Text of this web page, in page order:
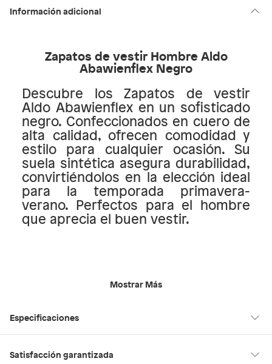
Información adicional
Zapatos de vestir Hombre Aldo
Abawienflex Negro
Descubre los Zapatos de vestir
Aldo Abawienflex en un sofisticado
negro. Confeccionados en cuero de
alta calidad, ofrecen comodidad y
estilo para cualquier ocasión. Su
suela sintética asegura durabilidad,
convirtiéndolos en la elección ideal
para la temporada primavera-
verano. Perfectos para el hombre
que aprecia el buen vestir.
Mostrar Más
Especificaciones
Forma de la punta
Satisfacción garantizada